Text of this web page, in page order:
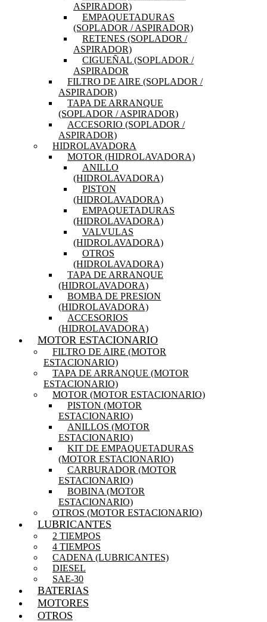
ASPIRADOR)
EMPAQUETADURAS
(SOPLADOR / ASPIRADOR)
RETENES (SOPLADOR /
ASPIRADOR)
CIGUEÑAL (SOPLADOR /
ASPIRADOR
FILTRO DE AIRE (SOPLADOR /
ASPIRADOR)
TAPA DE ARRANQUE
(SOPLADOR / ASPIRADOR)
ACCESORIO (SOPLADOR /
ASPIRADOR)
HIDROLAVADORA
MOTOR (HIDROLAVADORA)
ANILLO
(HIDROLAVADORA)
PISTON
(HIDROLAVADORA)
EMPAQUETADURAS
(HIDROLAVADORA)
VALVULAS
(HIDROLAVADORA)
OTROS
(HIDROLAVADORA)
TAPA DE ARRANQUE
(HIDROLAVADORA)
BOMBA DE PRESION
(HIDROLAVADORA)
ACCESORIOS
(HIDROLAVADORA)
MOTOR ESTACIONARIO
FILTRO DE AIRE (MOTOR
ESTACIONARIO)
TAPA DE ARRANQUE (MOTOR
ESTACIONARIO)
MOTOR (MOTOR ESTACIONARIO)
PISTON (MOTOR
ESTACIONARIO)
ANILLOS (MOTOR
ESTACIONARIO)
KIT DE EMPAQUETADURAS
(MOTOR ESTACIONARIO)
CARBURADOR (MOTOR
ESTACIONARIO)
BOBINA (MOTOR
ESTACIONARIO)
OTROS (MOTOR ESTACIONARIO)
LUBRICANTES
2 TIEMPOS
4 TIEMPOS
CADENA (LUBRICANTES)
DIESEL
SAE-30
BATERIAS
MOTORES
OTROS